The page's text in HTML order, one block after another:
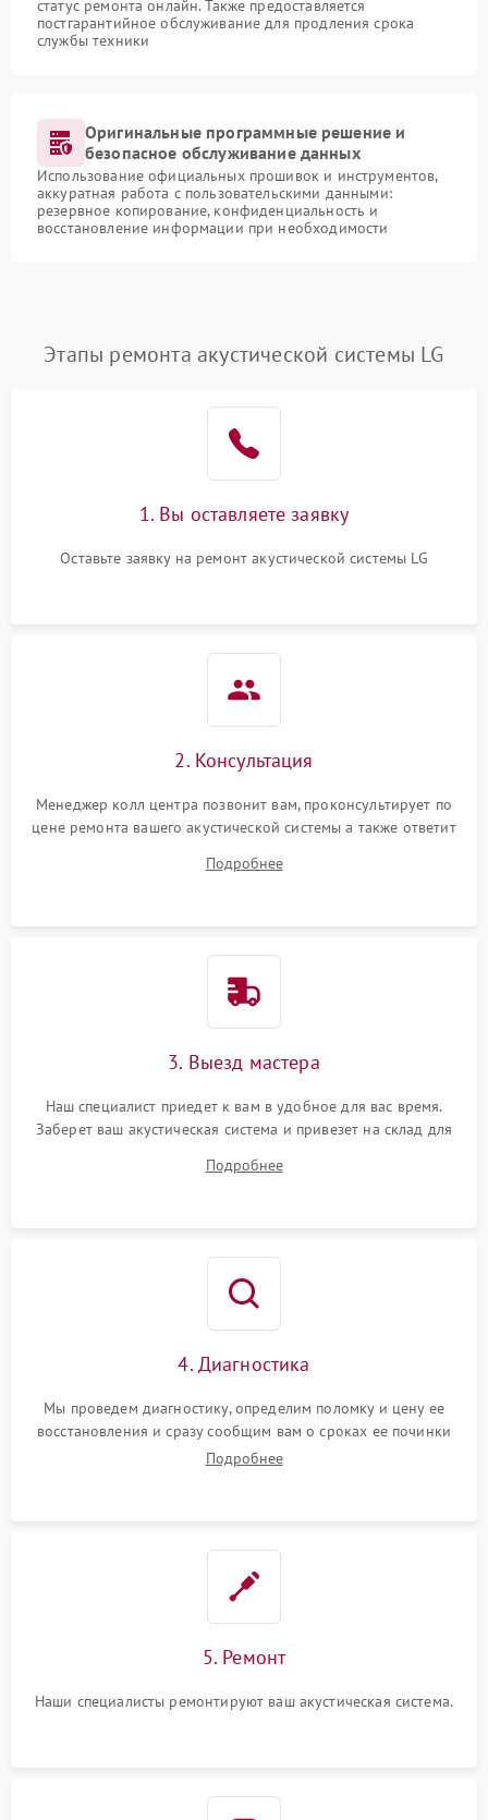
статус ремонта онлайн. Также предоставляется
постгарантийное обслуживание для продления срока
службы техники
Оригинальные программные решение и
безопасное обслуживание данных
Использование официальных прошивок и инструментов,
аккуратная работа с пользовательскими данными:
резервное копирование, конфиденциальность и
восстановление информации при необходимости
Этапы ремонта акустической системы LG
1. Вы оставляете заявку
Оставьте заявку на ремонт акустической системы LG
2. Консультация
Менеджер колл центра позвонит вам, проконсультирует по
цене ремонта вашего акустической системы а также ответит
Подробнее
3. Выезд мастера
Наш специалист приедет к вам в удобное для вас время.
Заберет ваш акустическая система и привезет на склад для
Подробнее
4. Диагностика
Мы проведем диагностику, определим поломку и цену ее
восстановления и сразу сообщим вам о сроках ее починки
Подробнее
5. Ремонт
Наши специалисты ремонтируют ваш акустическая система.